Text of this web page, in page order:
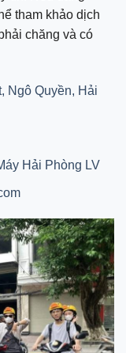
tham khảo dịch
chăng và có
Ngô Quyền, Hải
Hải Phòng LV